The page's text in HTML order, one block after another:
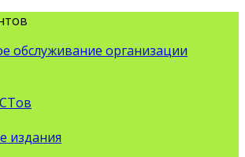
обслуживание организации
издания